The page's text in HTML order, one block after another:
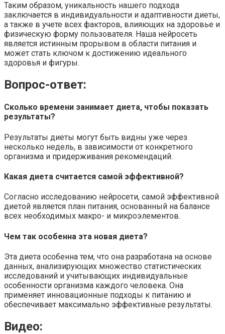
Таким образом, уникальность нашего подхода
заключается в индивидуальности и адаптивности диеты,
а также в учете всех факторов, влияющих на здоровье и
физическую форму пользователя. Наша нейросеть
является истинным прорывом в области питания и
может стать ключом к достижению идеального
здоровья и фигуры.
Вопрос-ответ:
Сколько времени занимает диета, чтобы показать
результаты?
Результаты диеты могут быть видны уже через
несколько недель, в зависимости от конкретного
организма и придерживания рекомендаций.
Какая диета считается самой эффективной?
Согласно исследованию нейросети, самой эффективной
диетой является план питания, основанный на балансе
всех необходимых макро- и микроэлементов.
Чем так особенна эта новая диета?
Эта диета особенна тем, что она разработана на основе
данных, анализирующих множество статистических
исследований и учитывающих индивидуальные
особенности организма каждого человека. Она
применяет инновационные подходы к питанию и
обеспечивает максимально эффективные результаты.
Видео: